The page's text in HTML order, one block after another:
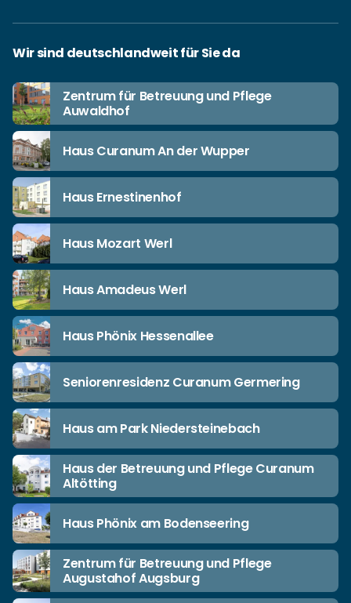
Wir sind deutschlandweit für Sie da
Zentrum für Betreuung und Pflege
Auwaldhof
Haus Curanum An der Wupper
Haus Ernestinenhof
Haus Mozart Werl
Haus Amadeus Werl
Haus Phönix Hessenallee
Seniorenresidenz Curanum Germering
Haus am Park Niedersteinebach
Haus der Betreuung und Pflege Curanum
Altötting
Haus Phönix am Bodenseering
Zentrum für Betreuung und Pflege
Augustahof Augsburg